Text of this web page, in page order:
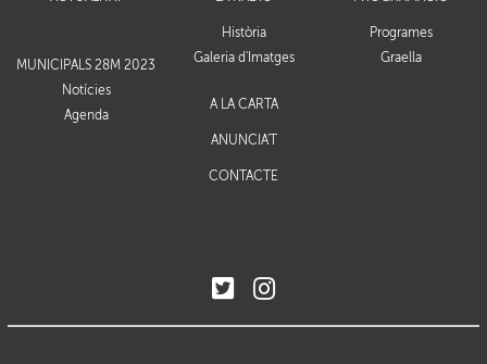
MUNICIPALS 28M 2023
Notícies
Agenda
Història
Galeria d'Imatges
Programes
Graella
A LA CARTA
ANUNCIA'T
CONTACTE